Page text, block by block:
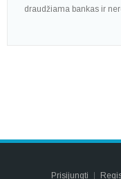
draudžiama bankas ir
Prisijungti